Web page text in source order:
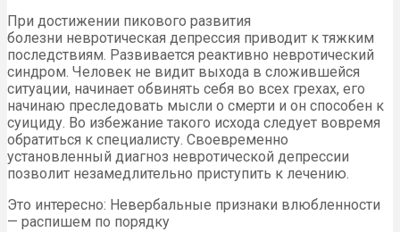
При достижении пикового развития
болезни невротическая депрессия приводит к тяжким
последствиям. Развивается реактивно невротический
синдром. Человек не видит выхода в сложившейся
ситуации, начинает обвинять себя во всех грехах, его
начинаю преследовать мысли о смерти и он способен к
суициду. Во избежание такого исхода следует вовремя
обратиться к специалисту. Своевременно
установленный диагноз невротической депрессии
позволит незамедлительно приступить к лечению.
Это интересно: Невербальные признаки влюбленности
— распишем по порядку